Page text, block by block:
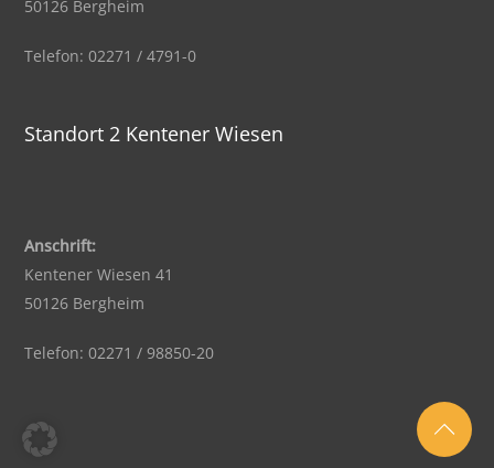
50126 Bergheim
Telefon: 02271 / 4791-0
Standort 2 Kentener Wiesen
Anschrift:
Kentener Wiesen 41
50126 Bergheim
Telefon: 02271 / 98850-20